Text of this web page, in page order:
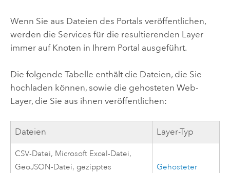
Wenn Sie aus Dateien des Portals veröffentlichen,
werden die Services für die resultierenden Layer
immer auf Knoten in Ihrem Portal ausgeführt.
Die folgende Tabelle enthält die Dateien, die Sie
hochladen können, sowie die gehosteten Web-
Layer, die Sie aus ihnen veröffentlichen:
Dateien Layer-Typ
CSV-Datei, Microsoft Excel-Datei,
GeoJSON-Datei, gezipptes
Gehosteter